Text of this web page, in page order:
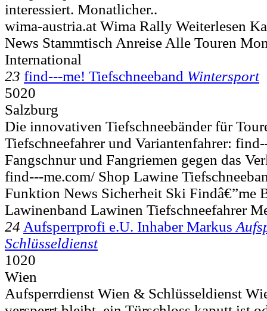
interessiert. Monatlicher..
wima-austria.at Wima Rally Weiterlesen
News Stammtisch Anreise Alle Touren
International
23 find---me! Tiefschneeband Wintersport
5020
Salzburg
Die innovativen Tiefschneebänder für
Tiefschneefahrer und Variantenfahrer:
Fangschnur und Fangriemen gegen das
find---me.com/ Shop Lawine
Funktion News Sicherheit Ski Findâ€”me
Lawinenband Lawinen Tiefschneefahrer
24 Aufsperrprofi e.U. Inhaber Markus
Schlüsseldienst
1020
Wien
Aufsperrdienst Wien & Schlüsseldienst